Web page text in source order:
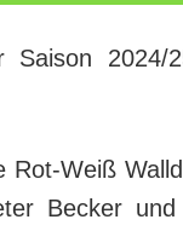
2024/
Rot-Weiß
Becker